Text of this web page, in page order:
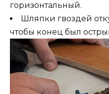
горизонтальный.
Шляпки гвоздей
чтобы конец был